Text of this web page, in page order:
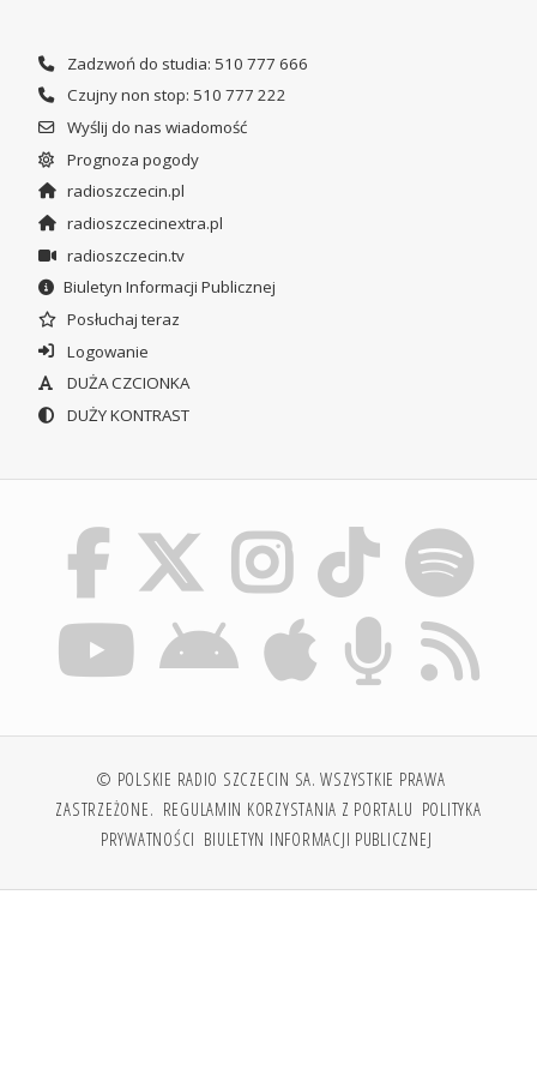
Zadzwoń do studia: 510 777 666
Czujny non stop: 510 777 222
Wyślij do nas wiadomość
Prognoza pogody
radioszczecin.pl
radioszczecinextra.pl
radioszczecin.tv
Biuletyn Informacji Publicznej
Posłuchaj teraz
Logowanie
DUŻA CZCIONKA
DUŻY KONTRAST
© POLSKIE RADIO SZCZECIN SA. WSZYSTKIE PRAWA
ZASTRZEŻONE. REGULAMIN KORZYSTANIA Z PORTALU POLITYKA
PRYWATNOŚCI BIULETYN INFORMACJI PUBLICZNEJ